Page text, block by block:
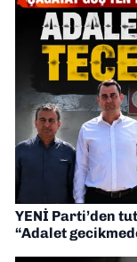
YENİ Parti’den
“Adalet